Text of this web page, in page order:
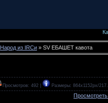
Народ из IRCи » SV ЕБАШЕТ кавота
Просмотров: 492 | Размеры: 864x1152px/